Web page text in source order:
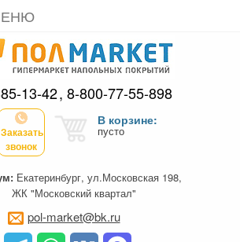
13-42 8-800-77-55-898
Заказать
звонок
В корзине:
пусто
Екатеринбург, ул.Московская 198,
ЖК "Московский квартал"
pol-market@bk.ru